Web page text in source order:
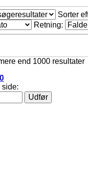
Sorter
Retning:
end 1000 resultater
side: